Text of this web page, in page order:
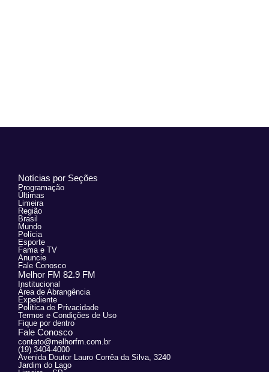
Notícias por Seções
Programação
Últimas
Limeira
Região
Brasil
Mundo
Polícia
Esporte
Fama e TV
Anuncie
Fale Conosco
Melhor FM 82.9 FM
Institucional
Área de Abrangência
Expediente
Política de Privacidade
Termos e Condições de Uso
Fique por dentro
Fale Conosco
contato@melhorfm.com.br
(19) 3404-4000
Avenida Doutor Lauro Corrêa da Silva, 3240
Jardim do Lago